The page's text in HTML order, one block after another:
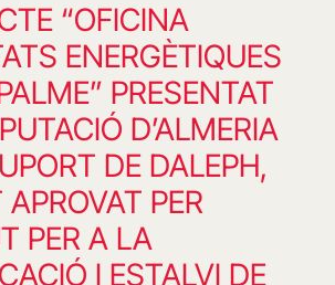
“OFICINA
ENERGÈTIQUES
PRESENTAT
D’ALMERIA
DE DALEPH,
PER
PER A LA
I ESTALVI DE